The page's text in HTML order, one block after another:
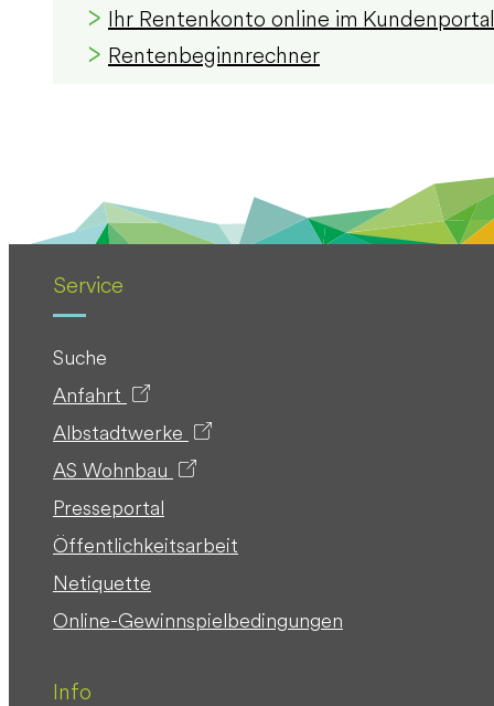
Ihr Rentenkonto online im Kundenportal
Rentenbeginnrechner
Service
Suche
Anfahrt
Albstadtwerke
AS Wohnbau
Presseportal
Öffentlichkeitsarbeit
Netiquette
Online-Gewinnspielbedingungen
Info